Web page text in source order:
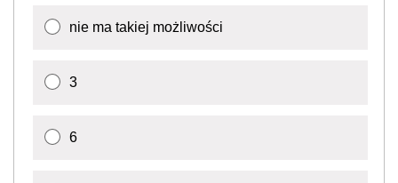
nie ma takiej możliwości
3
6